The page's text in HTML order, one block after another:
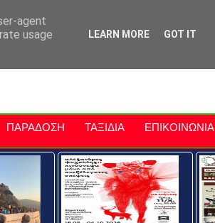
Polis
ΠΑΡΑΔΟΣΗ ΤΑΞΙΔΙΑ ΕΠΙΚΟΙΝΩΝΙΑ
agent
usage
LEARN MORE GOT IT